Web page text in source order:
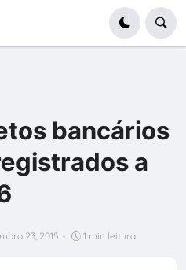
bancários
a
23, 2015 - 1 min leitura